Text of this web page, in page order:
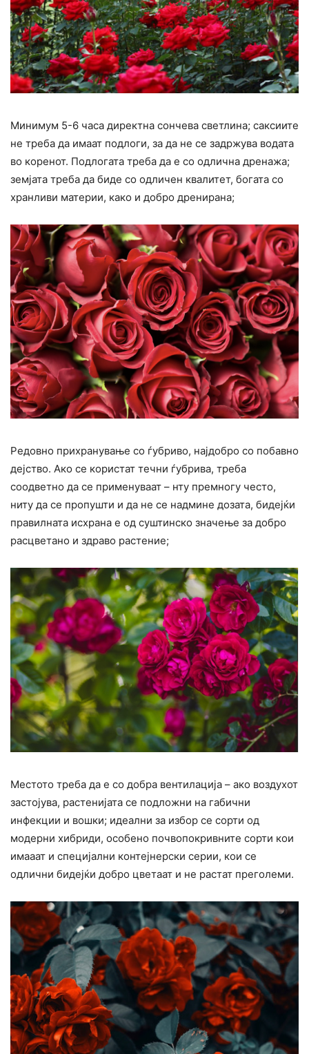
Минимум 5-6 часа директна сончева светлина; саксиите
не треба да имаат подлоги, за да не се задржува водата
во коренот. Подлогата треба да е со одлична дренажа;
земјата треба да биде со одличен квалитет, богата со
хранливи материи, како и добро дренирана;
Редовно прихранување со ѓубриво, најдобро со побавно
дејство. Ако се користат течни ѓубрива, треба
соодветно да се применуваат – нту премногу често,
ниту да се пропушти и да не се надмине дозата, бидејќи
правилната исхрана е од суштинско значење за добро
расцветано и здраво растение;
Местото треба да е со добра вентилација – ако воздухот
застојува, растенијата се подложни на габични
инфекции и вошки; идеални за избор се сорти од
модерни хибриди, особено почвопокривните сорти кои
имааат и специјални контејнерски серии, кои се
одлични бидејќи добро цветаат и не растат преголеми.